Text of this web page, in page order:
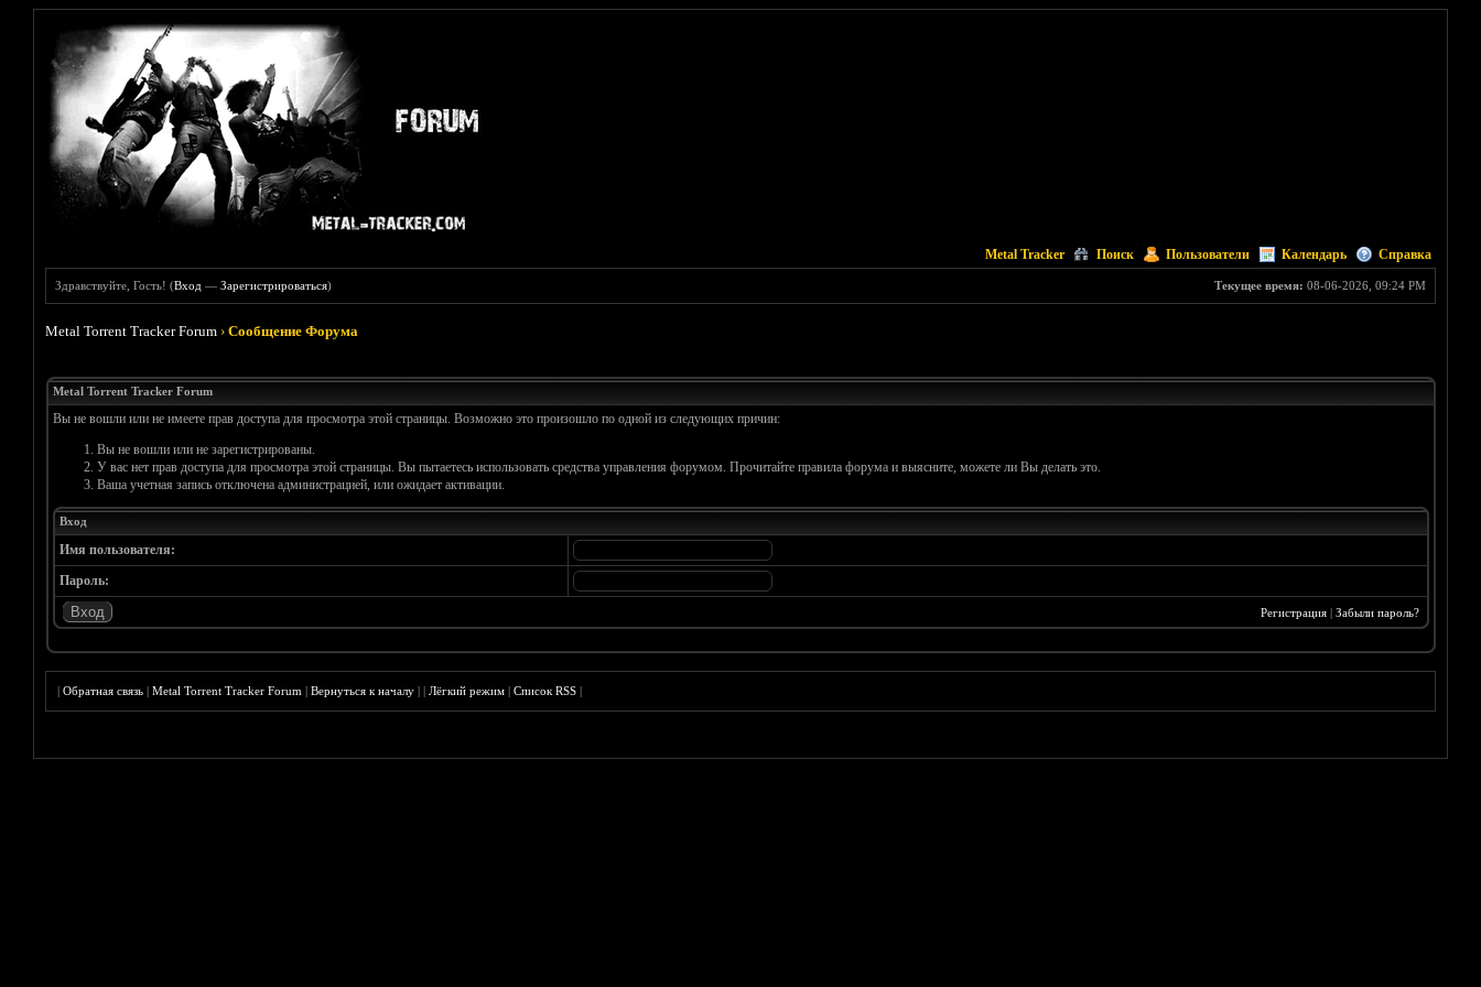
Metal Tracker Поиск Пользователи Календарь Справка
Текущее время: 08-06-2026, 09:24 PM
Здравствуйте, Гость! (Вход —Зарегистрироваться)
Metal Torrent Tracker Forum ›Сообщение Форума
Metal Torrent Tracker Forum
Вы не вошли или не имеете прав доступа для просмотра этой страницы. Возможно это произошло по одной из следующих причин:
Вы не вошли или не зарегистрированы.
У вас нет прав доступа для просмотра этой страницы. Вы пытаетесь использовать средства управления форумом. Прочитайте правила форума и выясните, можете ли Вы делать это.
Ваша учетная запись отключена администрацией, или ожидает активации.
Вход
Имя пользователя:
Пароль:
Регистрация| Забыли пароль?
|Обратная связь |Metal Torrent Tracker Forum |Вернуться к началу ||Лёгкий режим |Список RSS |